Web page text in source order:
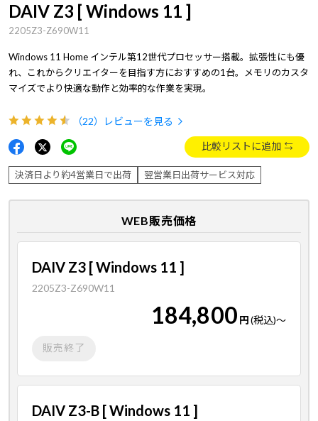
DAIV Z3 [ Windows 11 ]
2205Z3-Z690W11
Windows 11 Home インテル第12世代プロセッサー搭載。拡張性にも優
れ、これからクリエイターを目指す方におすすめの1台。メモリのカスタ
マイズでより快適な動作と効率的な作業を実現。
（22） レビューを見る
比較リストに追加
決済日より約4営業日で出荷 翌営業日出荷サービス対応
WEB販売価格
DAIV Z3 [ Windows 11 ]
2205Z3-Z690W11
184,800 円(税込)～
販売終了
DAIV Z3-B [ Windows 11 ]